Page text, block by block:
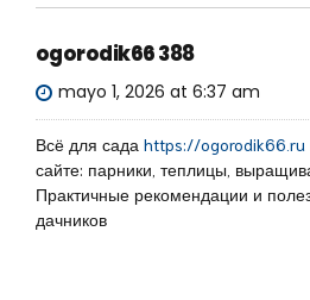
ogorodik66 388
mayo 1, 2026 at 6:37 am
Всё для сада https://ogorodik66.ru
сайте: парники, теплицы,
Практичные рекомендации и
дачников